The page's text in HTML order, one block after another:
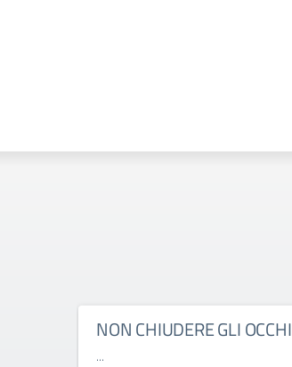
NON CHIUDERE GLI OCCHI
...